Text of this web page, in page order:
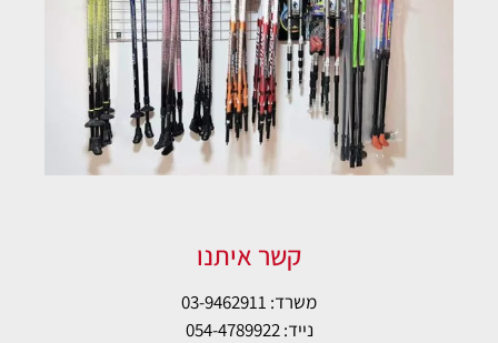
קשר איתנו
משרד: 03-9462911
נייד: 054-4789922